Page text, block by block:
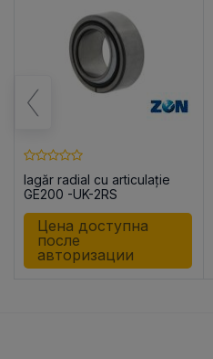
lagăr radial cu articulație
GE200 -UK-2RS
Цена доступна
после
авторизации